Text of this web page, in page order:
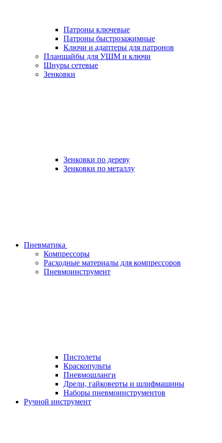
Патроны ключевые
Патроны быстрозажимные
Ключи и адаптеры для патронов
Планшайбы для УШМ и ключи
Шнуры сетевые
Зенковки
Зенковки по дереву
Зенковки по металлу
Пневматика
Компрессоры
Расходные материалы для компрессоров
Пневмоинструмент
Пистолеты
Краскопульты
Пневмошланги
Дрели, гайковерты и шлифмашины
Наборы пневмоинструментов
Ручной инструмент